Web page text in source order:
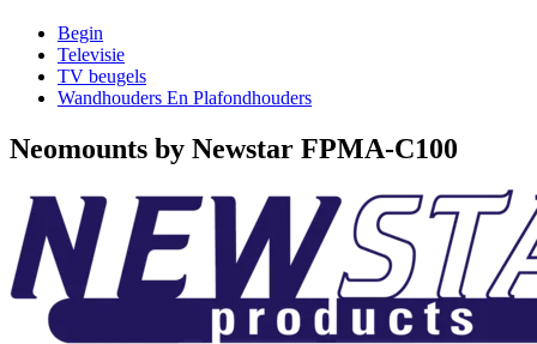
Begin
Televisie
TV beugels
Wandhouders En Plafondhouders
Neomounts by Newstar FPMA-C100